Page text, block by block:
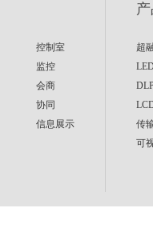
控制室
监控
会商
协同
信息展示
超
传
可